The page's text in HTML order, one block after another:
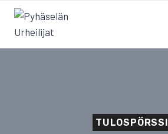
Siirry
sisältöön
TULOSPÖRSSI